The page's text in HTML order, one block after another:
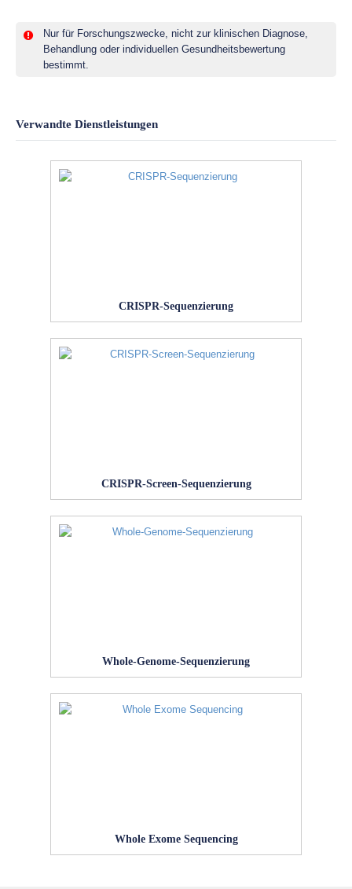
Nur für Forschungszwecke, nicht zur klinischen Diagnose,
Behandlung oder individuellen Gesundheitsbewertung
bestimmt.
Verwandte Dienstleistungen
CRISPR-Sequenzierung
CRISPR-Screen-Sequenzierung
Whole-Genome-Sequenzierung
Whole Exome Sequencing